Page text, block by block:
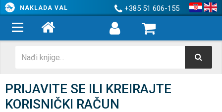
NAKLADA VAL +385 51 606-155
PRIJAVITE SE ILI KREIRAJTE
KORISNIČKI RAČUN